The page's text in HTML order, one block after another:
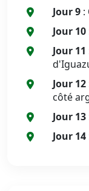
Jour 9:
Jour 10
Jour 11
Jour 12
côté
Jour 13
Jour 14